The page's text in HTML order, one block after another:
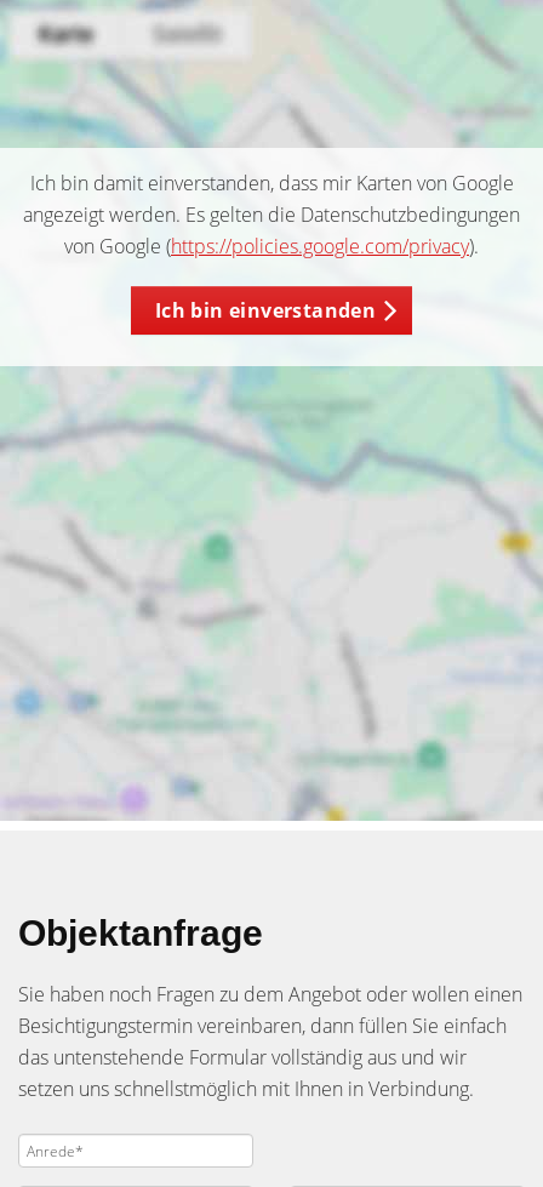
Ich bin damit einverstanden, dass mir Karten von Google
angezeigt werden. Es gelten die Datenschutzbedingungen
von Google (https://policies.google.com/privacy).
Ich bin einverstanden
Objektanfrage
Sie haben noch Fragen zu dem Angebot oder wollen einen
Besichtigungstermin vereinbaren, dann füllen Sie einfach
das untenstehende Formular vollständig aus und wir
setzen uns schnellstmöglich mit Ihnen in Verbindung.